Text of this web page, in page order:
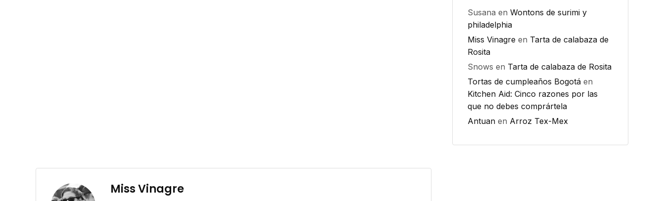
Miss Vinagre
Susana en Wontons de surimi y
philadelphia
Miss Vinagre en Tarta de calabaza de
Rosita
Snows en Tarta de calabaza de Rosita
Tortas de cumpleaños Bogotá en
Kitchen Aid: Cinco razones por las
que no debes comprártela
Antuan en Arroz Tex-Mex